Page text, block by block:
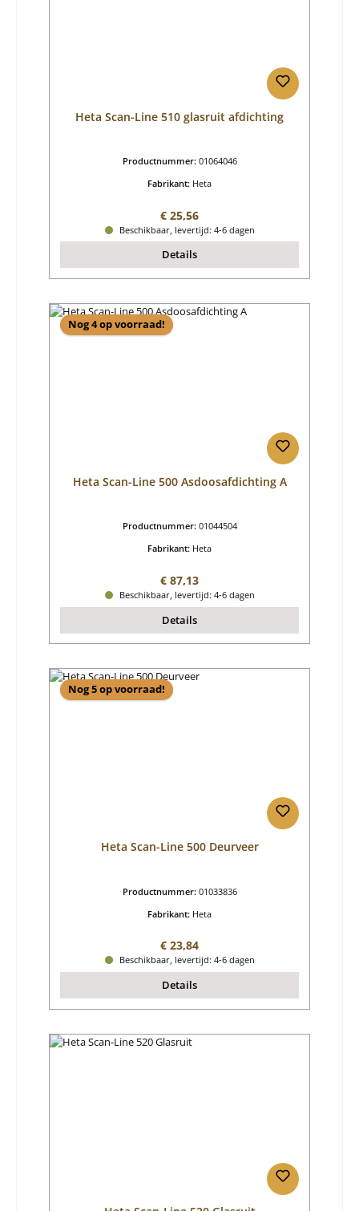
Heta Scan-Line 510 glasruit afdichting
Productnummer: 01064046
Fabrikant: Heta
Normale prijs:
€ 25,56
Beschikbaar, levertijd: 4-6 dagen
Details
Nog 4 op voorraad!
Heta Scan-Line 500 Asdoosafdichting A
Productnummer: 01044504
Fabrikant: Heta
Normale prijs:
€ 87,13
Beschikbaar, levertijd: 4-6 dagen
Details
Nog 5 op voorraad!
Heta Scan-Line 500 Deurveer
Productnummer: 01033836
Fabrikant: Heta
Normale prijs:
€ 23,84
Beschikbaar, levertijd: 4-6 dagen
Details